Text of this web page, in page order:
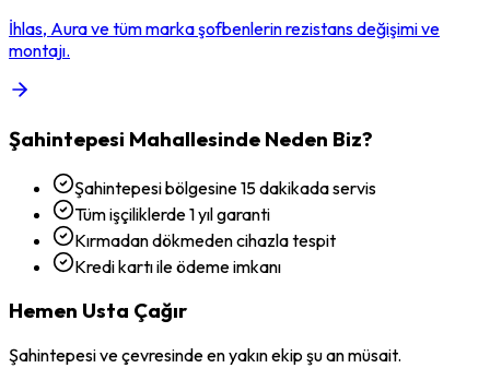
İhlas, Aura ve tüm marka şofbenlerin rezistans değişimi ve
montajı.
Şahintepesi Mahallesinde Neden Biz?
Şahintepesi bölgesine 15 dakikada servis
Tüm işçiliklerde 1 yıl garanti
Kırmadan dökmeden cihazla tespit
Kredi kartı ile ödeme imkanı
Hemen Usta Çağır
Şahintepesive çevresinde en yakın ekip şu an müsait.